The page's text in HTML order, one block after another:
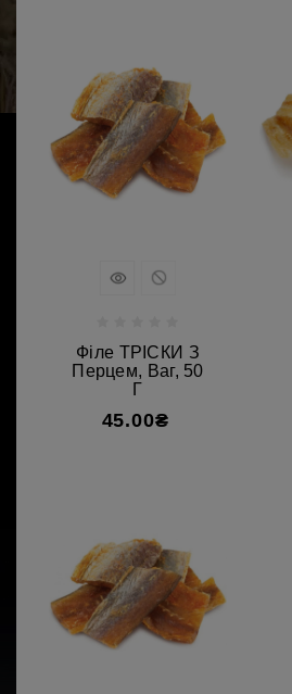
Філе ТРІСКИ З
Перцем, Ваг, 50
Г
45.00₴